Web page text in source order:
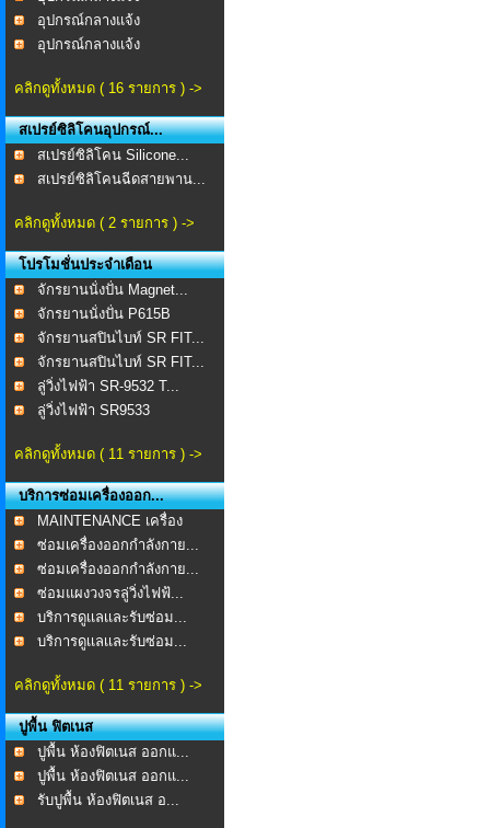
อุปกรณ์กลางแจ้ง
อุปกรณ์กลางแจ้ง
คลิกดูทั้งหมด ( 16 รายการ ) ->
สเปรย์ซิลิโคนอุปกรณ์...
สเปรย์ซิลิโคน Silicone...
สเปรย์ซิลิโคนฉีดสายพาน...
คลิกดูทั้งหมด ( 2 รายการ ) ->
โปรโมชั่นประจำเดือน
จักรยานนั่งปั่น Magnet...
จักรยานนั่งปั่น P615B
จักรยานสปินไบท์ SR FIT...
จักรยานสปินไบท์ SR FIT...
ลู่วิ่งไฟฟ้า SR-9532 T...
ลู่วิ่งไฟฟ้า SR9533
คลิกดูทั้งหมด ( 11 รายการ ) ->
บริการซ่อมเครื่องออก...
MAINTENANCE เครื่อง
ออก...ซ่อมเครื่องออกกำลังกาย...
ซ่อมเครื่องออกกำลังกาย...
ซ่อมแผงวงจรลู่วิ่งไฟฟ้...
บริการดูเเลเเละรับซ่อม...
บริการดูเเลเเละรับซ่อม...
คลิกดูทั้งหมด ( 11 รายการ ) ->
ปูพื้น ฟิตเนส
ปูพื้น ห้องฟิตเนส ออกแ...
ปูพื้น ห้องฟิตเนส ออกแ...
รับปูพื้น ห้องฟิตเนส อ...